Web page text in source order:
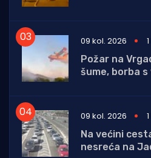
09 kol. 2026
Požar na
šume, borba
09 kol. 2026
Na većini
nesreća na